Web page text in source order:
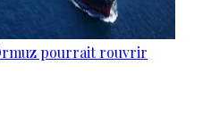
pourrait rouvrir